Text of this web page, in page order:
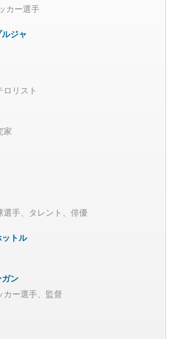
カー選手
ジャ
ロリスト
家
選手、タレント、俳優
ットル
ガン
カー選手、監督